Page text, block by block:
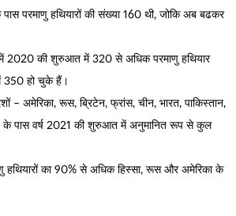
परमाणु हथियारों की संख्या 160 थी, जोकि अब बढकर
में 2020 की शुरुआत में 320 से अधिक परमाणु हथियार
350 हो चुके हैं।
– अमेरिका, रूस, ब्रिटेन, फ्रांस, चीन, भारत, पाकिस्तान,
के पास वर्ष 2021 की शुरुआत में अनुमानित रूप से कुल
हथियारों का 90% से अधिक हिस्सा, रूस और अमेरिका के